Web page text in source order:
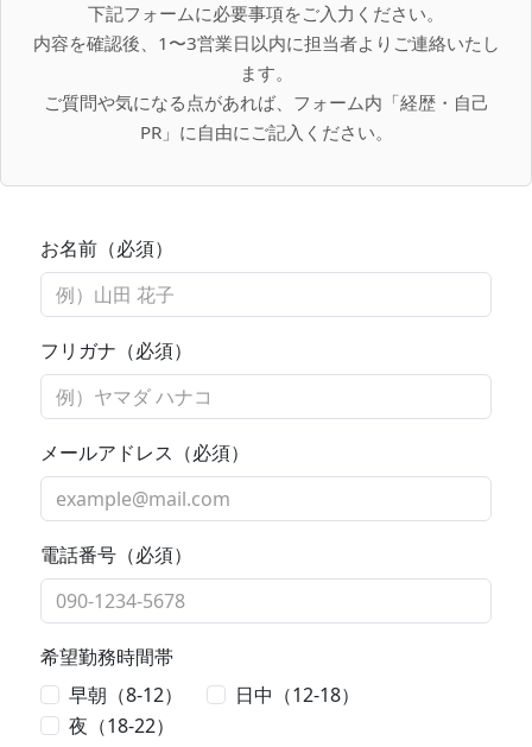
下記フォームに必要事項をご入力ください。
内容を確認後、1〜3営業日以内に担当者よりご連絡いたし
ます。
ご質問や気になる点があれば、フォーム内「経歴・自己
PR」に自由にご記入ください。
お名前（必須）
フリガナ（必須）
メールアドレス（必須）
電話番号（必須）
希望勤務時間帯
早朝（8-12）
日中（12-18）
夜（18-22）